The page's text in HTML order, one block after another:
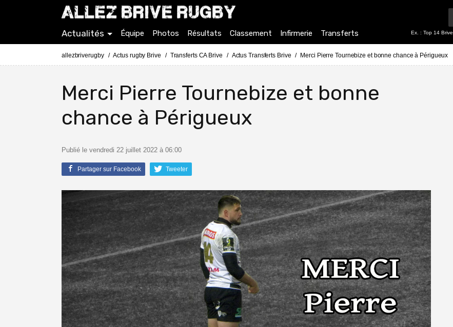
Ex. : Top 14 Brive
Actualités Équipe Photos Résultats Classement Infirmerie Transferts
allezbriverugby Actus rugby Brive Transferts CA Brive Actus Transferts Brive Merci Pierre Tournebize et bonne chance à Périgueux
Merci Pierre Tournebize et bonne
chance à Périgueux
Publié le vendredi 22 juillet 2022 à 06:00
Partager sur Facebook Tweeter